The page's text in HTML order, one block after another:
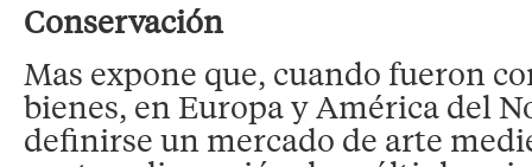
Conservación
Mas expone que, cuando fueron
bienes, en Europa y América del
definirse un mercado de arte